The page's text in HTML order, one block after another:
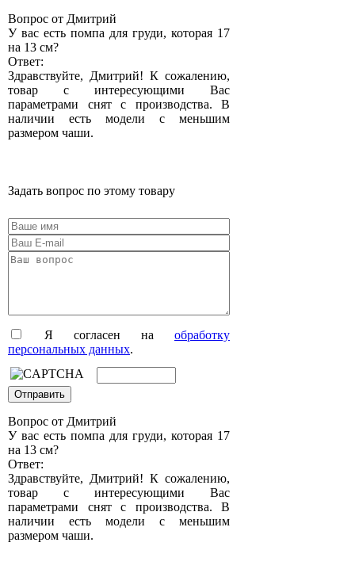
Вопрос от Дмитрий
У вас есть помпа для груди, которая 17
на 13 см?
Ответ:
Здравствуйте, Дмитрий! К сожалению,
товар с интересующими Вас
параметрами снят с производства. В
наличии есть модели с меньшим
размером чаши.
Задать вопрос по этому товару
Я согласен на обработку
персональных данных.
Вопрос от Дмитрий
У вас есть помпа для груди, которая 17
на 13 см?
Ответ:
Здравствуйте, Дмитрий! К сожалению,
товар с интересующими Вас
параметрами снят с производства. В
наличии есть модели с меньшим
размером чаши.